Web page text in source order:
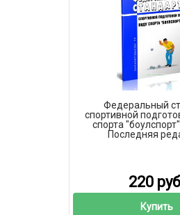
Федеральный
спортивной
спорта
Последняя
220
Купить